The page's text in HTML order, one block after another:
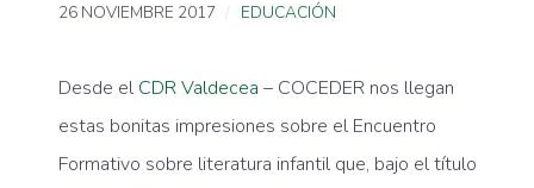
26 NOVIEMBRE 2017 EDUCACIÓN
Desde el CDR Valdecea – COCEDER nos llegan
estas bonitas impresiones sobre el Encuentro
Formativo sobre literatura infantil que, bajo el título